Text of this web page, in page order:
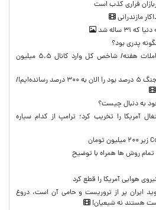
فراری کذب است
مازندرانی
ساله شد
پدری بود؟
رشد بورس در اولین روز معاملات هفته/ شاخص کل وارد کانال ۵.۵ میلیون
ترامپ: تورم ایران که قبل از جنگ ۵ درصد بود را الان به ۳۰۰ درصد رسانده‌ایم!/
به دنبال چیست؟
آمریکا را تخریب کرد؛ ترامپ از کدام سیاره
روش ها همراه با توضیح
هوایی آمریکا را قطع کرد
ایران پر از تروریست و حامی آن است، دروغ
هستند نه شیعیان!